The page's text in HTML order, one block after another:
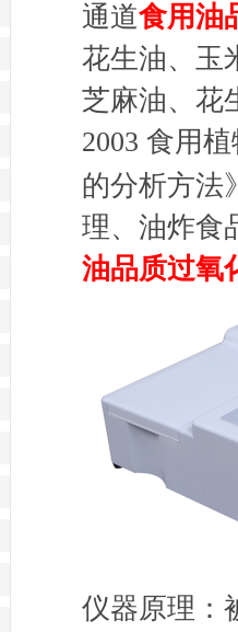
通道食用油
花生油、玉
芝麻油、花
2003 食用
的分析方法
理、油炸食
油品质过氧
仪器原理：